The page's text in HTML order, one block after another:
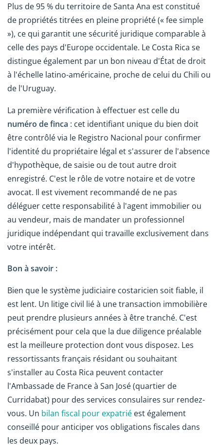
Plus de 95 % du territoire de Santa Ana est constitué
de propriétés titrées en pleine propriété (« fee simple
»), ce qui garantit une sécurité juridique comparable à
celle des pays d'Europe occidentale. Le Costa Rica se
distingue également par un bon niveau d'État de droit
à l'échelle latino-américaine, proche de celui du Chili ou
de l'Uruguay.
La première vérification à effectuer est celle du
numéro de finca : cet identifiant unique du bien doit
être contrôlé via le Registro Nacional pour confirmer
l'identité du propriétaire légal et s'assurer de l'absence
d'hypothèque, de saisie ou de tout autre droit
enregistré. C'est le rôle de votre notaire et de votre
avocat. Il est vivement recommandé de ne pas
déléguer cette responsabilité à l'agent immobilier ou
au vendeur, mais de mandater un professionnel
juridique indépendant qui travaille exclusivement dans
votre intérêt.
Bon à savoir :
Bien que le système judiciaire costaricien soit fiable, il
est lent. Un litige civil lié à une transaction immobilière
peut prendre plusieurs années à être tranché. C'est
précisément pour cela que la due diligence préalable
est la meilleure protection dont vous disposez. Les
ressortissants français résidant ou souhaitant
s'installer au Costa Rica peuvent contacter
l'Ambassade de France à San José (quartier de
Curridabat) pour des services consulaires sur rendez-
vous. Un bilan fiscal pour expatrié est également
conseillé pour anticiper vos obligations fiscales dans
les deux pays.